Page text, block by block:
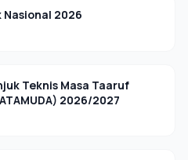
Nasional 2026
Teknis Masa Taaruf
2026/2027